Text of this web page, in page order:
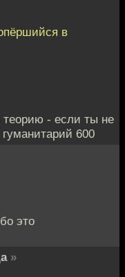
в
теорию - если ты не
600
это
»